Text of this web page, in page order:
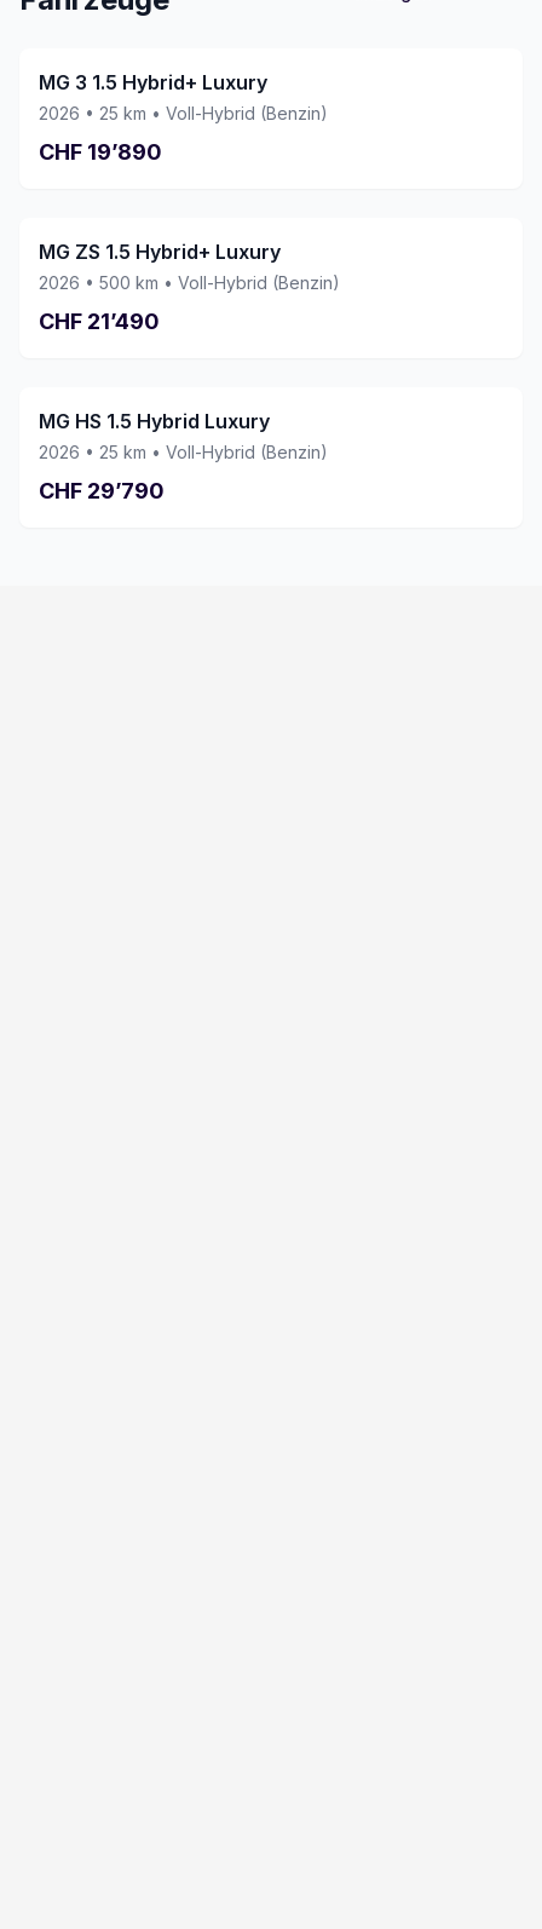
gemacht. Wir können diese Garage mit
würden jederzeit wieder ein Fahrzeug hier
kaufen. Vielen Dank an das ganze Team!
MG 3 1.5 Hybrid+ Luxury
2026 • 25 km • Voll-Hybrid (Benzin)
CHF 19’890
MG ZS 1.5 Hybrid+ Luxury
2026 • 500 km • Voll-Hybrid (Benzin)
CHF 21’490
MG HS 1.5 Hybrid Luxury
2026 • 25 km • Voll-Hybrid (Benzin)
CHF 29’790